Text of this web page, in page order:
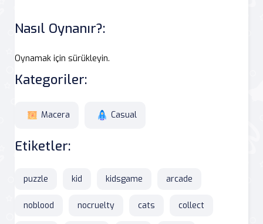
Nasıl Oynanır?:
Oynamak için sürükleyin.
Kategoriler:
Macera Casual
Etiketler:
puzzle kid kidsgame arcade
noblood nocruelty cats collect